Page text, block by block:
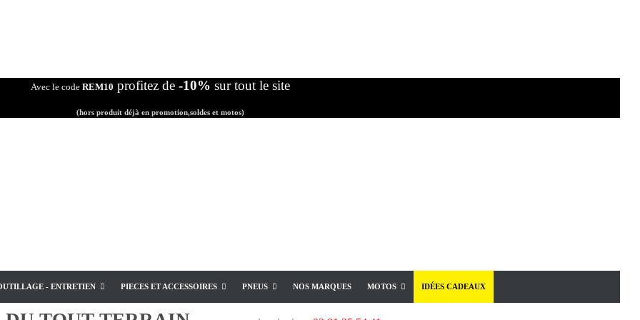
Avec le code REM10 profitez de -10% sur tout le site
(hors produit déjà en promotion,soldes et motos)
- ENTRETIEN PIECES ET ACCESSOIRES PNEUS NOS MARQUES MOTOS IDÉES CADEAUX